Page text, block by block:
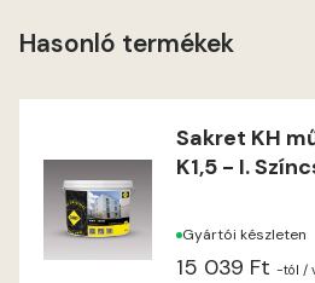
Hasonló termékek
Sakret KH
K1,5 - I.
Gyártói készleten
15 039 Ft -tól /